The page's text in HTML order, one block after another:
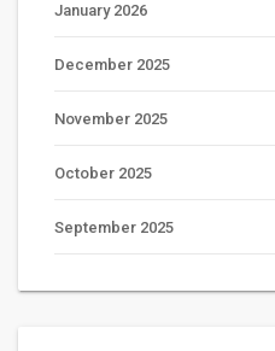
January 2026
December 2025
November 2025
October 2025
September 2025